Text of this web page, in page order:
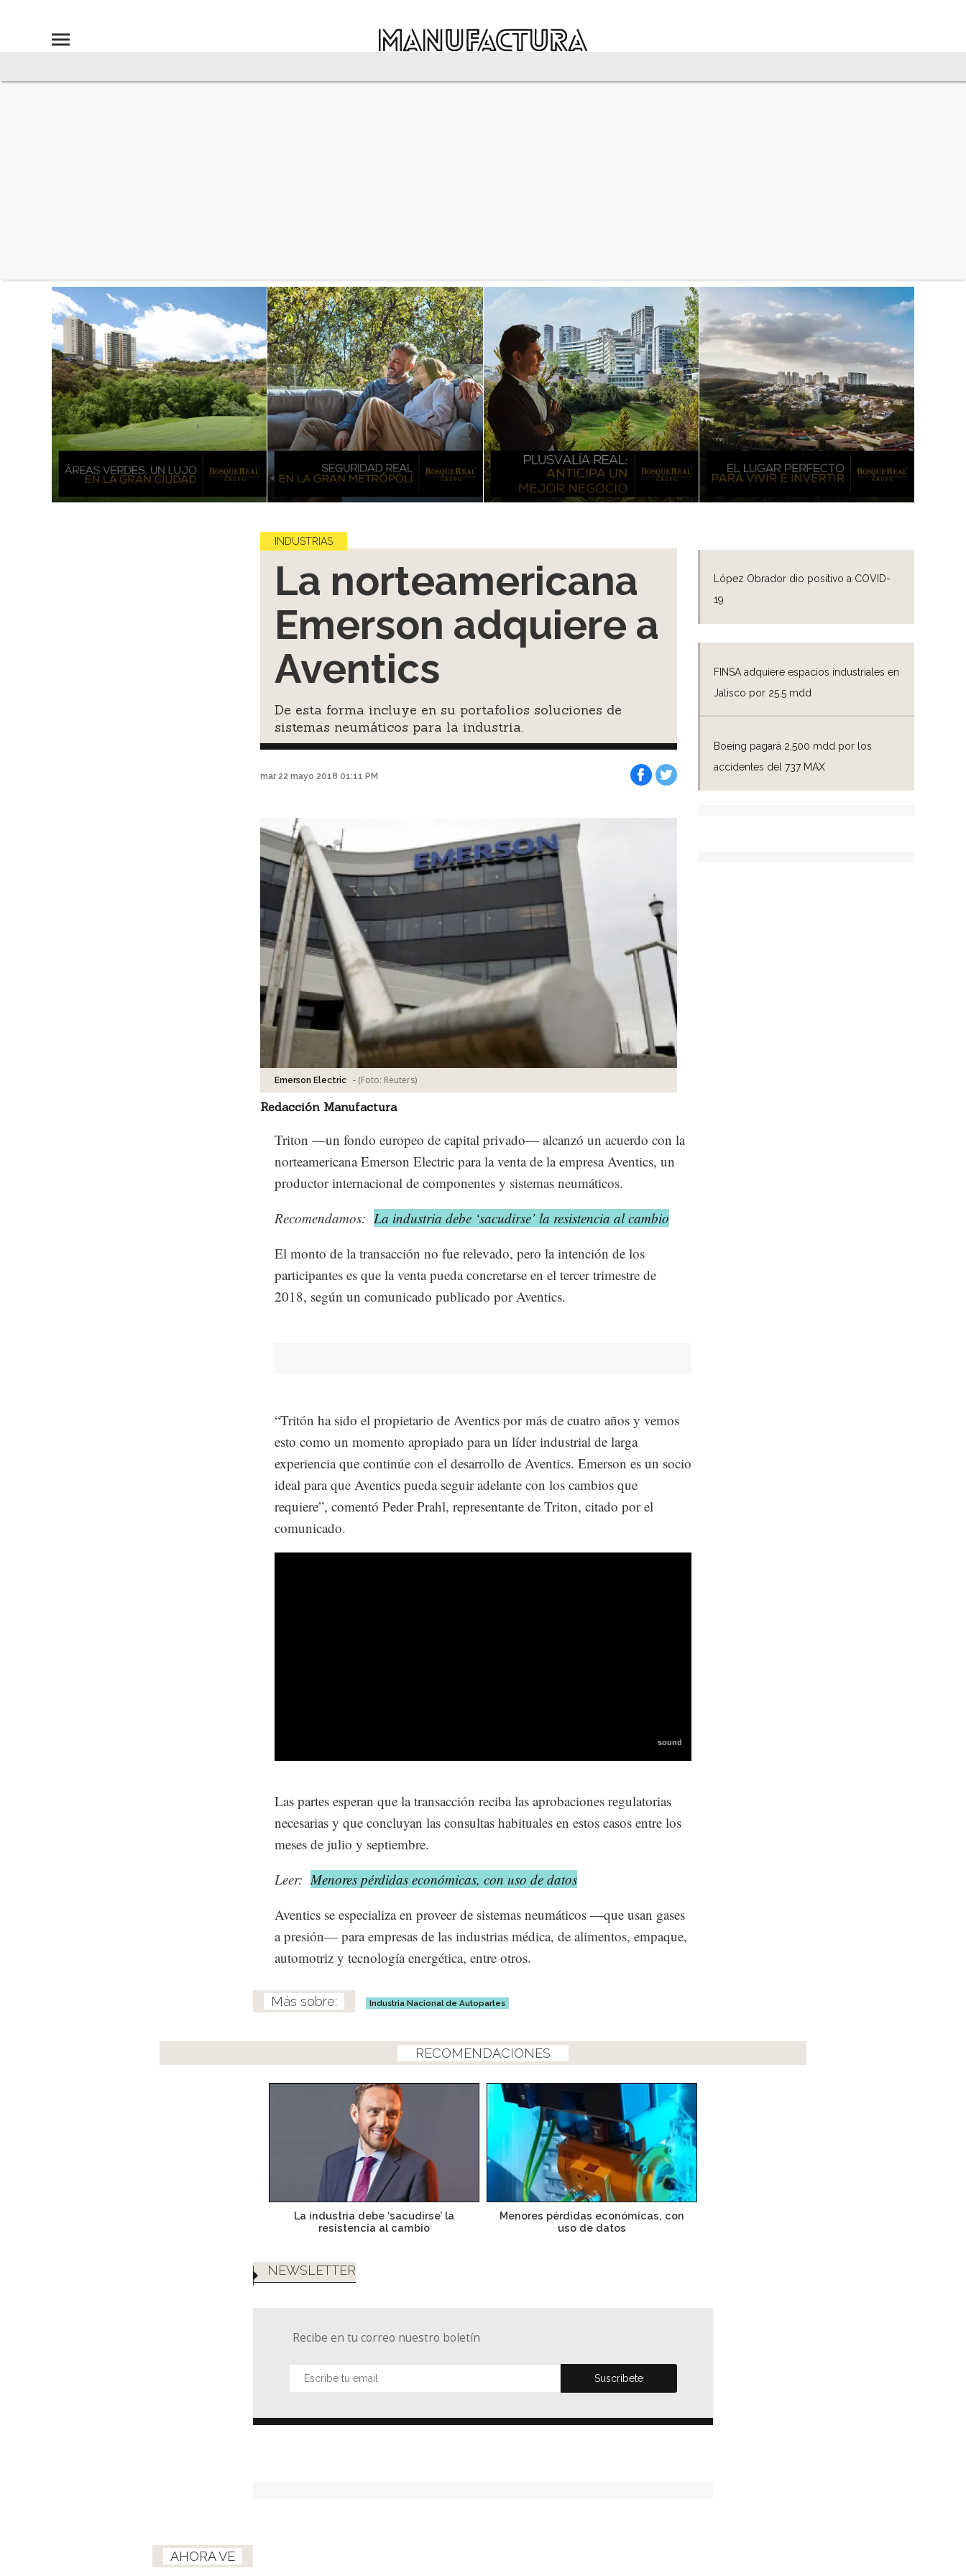
López Obrador dio positivo a COVID-
19
FINSA adquiere espacios industriales en
Jalisco por 25.5 mdd
Boeing pagará 2,500 mdd por los
accidentes del 737 MAX
INDUSTRIAS
La norteamericana
Emerson adquiere a
Aventics
De esta forma incluye en su portafolios soluciones de
sistemas neumáticos para la industria.
mar 22 mayo 2018 01:11 PM
Emerson Electric - (Foto: Reuters)
Redacción Manufactura
Triton —un fondo europeo de capital privado— alcanzó un acuerdo con la
norteamericana Emerson Electric para la venta de la empresa Aventics, un
productor internacional de componentes y sistemas neumáticos.
Recomendamos: La industria debe ‘sacudirse’ la resistencia al cambio
El monto de la transacción no fue relevado, pero la intención de los
participantes es que la venta pueda concretarse en el tercer trimestre de
2018, según un comunicado publicado por Aventics.
“Tritón ha sido el propietario de Aventics por más de cuatro años y vemos
esto como un momento apropiado para un líder industrial de larga
experiencia que continúe con el desarrollo de Aventics. Emerson es un socio
ideal para que Aventics pueda seguir adelante con los cambios que
requiere”, comentó Peder Prahl, representante de Triton, citado por el
comunicado.
Las partes esperan que la transacción reciba las aprobaciones regulatorias
necesarias y que concluyan las consultas habituales en estos casos entre los
meses de julio y septiembre.
Leer: Menores pérdidas económicas, con uso de datos
Aventics se especializa en proveer de sistemas neumáticos —que usan gases
a presión— para empresas de las industrias médica, de alimentos, empaque,
automotriz y tecnología energética, entre otros.
Industria Nacional de Autopartes
RECOMENDACIONES
La industria debe ‘sacudirse’ la
resistencia al cambio
Menores pérdidas económicas, con
uso de datos
NEWSLETTER
Recibe en tu correo nuestro boletín
AHORA VE